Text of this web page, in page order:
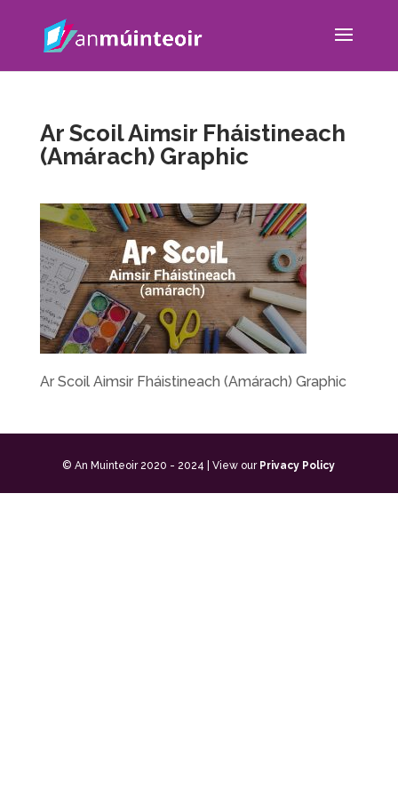
Ar Scoil Aimsir Fháistineach
(Amárach) Graphic
Ar Scoil Aimsir Fháistineach (Amárach) Graphic
© An Muinteoir 2020 - 2024 | View our Privacy Policy